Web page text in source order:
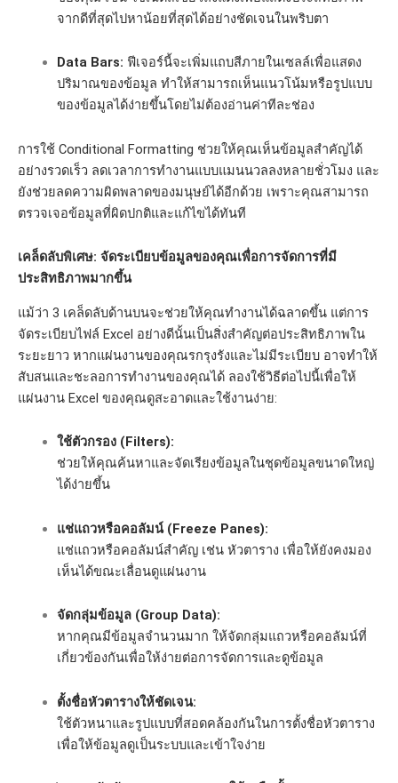
จากดีที่สุดไปหาน้อยที่สุดได้อย่างชัดเจนในพริบตา
Data Bars: ฟีเจอร์นี้จะเพิ่มแถบสีภายในเซลล์เพื่อแสดง
ปริมาณของข้อมูล ทำให้สามารถเห็นแนวโน้มหรือรูปแบบ
ของข้อมูลได้ง่ายขึ้นโดยไม่ต้องอ่านค่าทีละช่อง
การใช้ Conditional Formatting ช่วยให้คุณเห็นข้อมูลสำคัญได้
อย่างรวดเร็ว ลดเวลาการทำงานแบบแมนนวลลงหลายชั่วโมง และ
ยังช่วยลดความผิดพลาดของมนุษย์ได้อีกด้วย เพราะคุณสามารถ
ตรวจเจอข้อมูลที่ผิดปกติและแก้ไขได้ทันที
เคล็ดลับพิเศษ: จัดระเบียบข้อมูลของคุณเพื่อการจัดการที่มี
ประสิทธิภาพมากขึ้น
แม้ว่า 3 เคล็ดลับด้านบนจะช่วยให้คุณทำงานได้ฉลาดขึ้น แต่การ
จัดระเบียบไฟล์ Excel อย่างดีนั้นเป็นสิ่งสำคัญต่อประสิทธิภาพใน
ระยะยาว หากแผ่นงานของคุณรกรุงรังและไม่มีระเบียบ อาจทำให้
สับสนและชะลอการทำงานของคุณได้ ลองใช้วิธีต่อไปนี้เพื่อให้
แผ่นงาน Excel ของคุณดูสะอาดและใช้งานง่าย:
ใช้ตัวกรอง (Filters):
ช่วยให้คุณค้นหาและจัดเรียงข้อมูลในชุดข้อมูลขนาดใหญ่
ได้ง่ายขึ้น
แช่แถวหรือคอลัมน์ (Freeze Panes):
แช่แถวหรือคอลัมน์สำคัญ เช่น หัวตาราง เพื่อให้ยังคงมอง
เห็นได้ขณะเลื่อนดูแผ่นงาน
จัดกลุ่มข้อมูล (Group Data):
หากคุณมีข้อมูลจำนวนมาก ให้จัดกลุ่มแถวหรือคอลัมน์ที่
เกี่ยวข้องกันเพื่อให้ง่ายต่อการจัดการและดูข้อมูล
ตั้งชื่อหัวตารางให้ชัดเจน:
ใช้ตัวหนาและรูปแบบที่สอดคล้องกันในการตั้งชื่อหัวตาราง
เพื่อให้ข้อมูลดูเป็นระบบและเข้าใจง่าย